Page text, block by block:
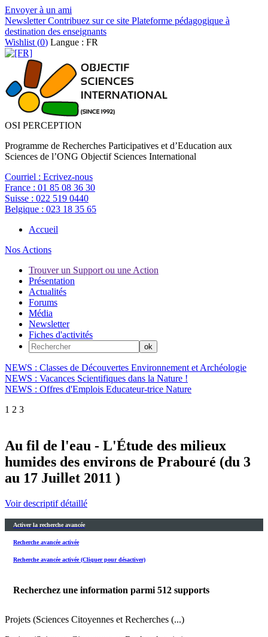
Envoyer à un ami
NewsletterContribuez sur ce site Plateforme pédagogique à
destination des enseignants
Wishlist (0) Langue : FR
OSI PERCEPTION
Programme de Recherches Participatives et d’Education aux
Sciences de l’ONG Objectif Sciences International
Courriel : Ecrivez-nous
France : 01 85 08 36 30
Suisse : 022 519 0440
Belgique : 023 18 35 65
Accueil
Nos Actions
Trouver un Support ou une Action
Présentation
Actualités
Forums
Média
Newsletter
Fiches d'activités
NEWS : Classes de Découvertes Environnement et Archéologie
NEWS : Vacances Scientifiques dans la Nature !
NEWS : Offres d'Emplois Educateur-trice Nature
1 2 3
Au fil de l'eau - L'Étude des milieux
humides des environs de Prabouré (du 3
au 17 Juillet 2011 )
Voir descriptif détaillé
Activer la recherche avancée
Recherche avancée activée
Recherche avancée activée (Cliquer pour désactiver)
Recherchez une information parmi 512 supports
Projets (Sciences Citoyennes et Recherches (...)